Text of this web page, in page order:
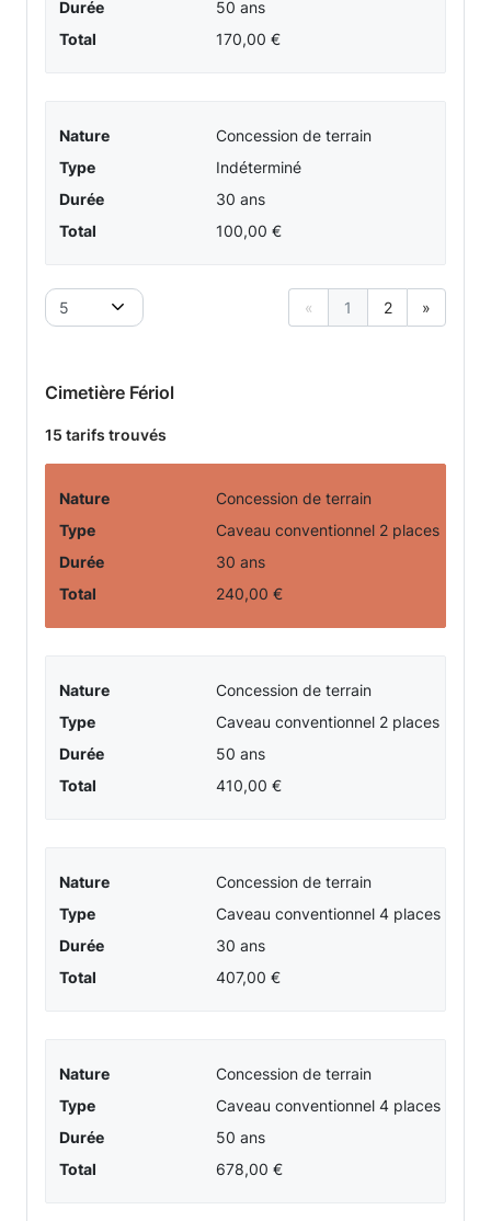
Durée
50 ans
Total
170,00 €
Nature
Concession de terrain
Type
Indéterminé
Durée
30 ans
Total
100,00 €
5 « 1 2 »
Cimetière Fériol
15 tarifs trouvés
Nature
Concession de terrain
Type
Caveau conventionnel 2 places
Durée
30 ans
Total
240,00 €
Nature
Concession de terrain
Type
Caveau conventionnel 2 places
Durée
50 ans
Total
410,00 €
Nature
Concession de terrain
Type
Caveau conventionnel 4 places
Durée
30 ans
Total
407,00 €
Nature
Concession de terrain
Type
Caveau conventionnel 4 places
Durée
50 ans
Total
678,00 €